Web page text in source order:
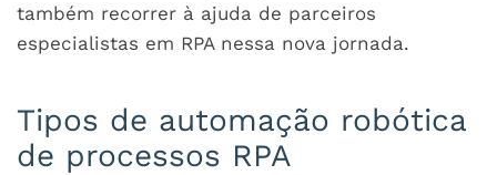
também recorrer à ajuda de parceiros
especialistas em RPA nessa nova jornada.
Tipos de automação robótica
de processos RPA